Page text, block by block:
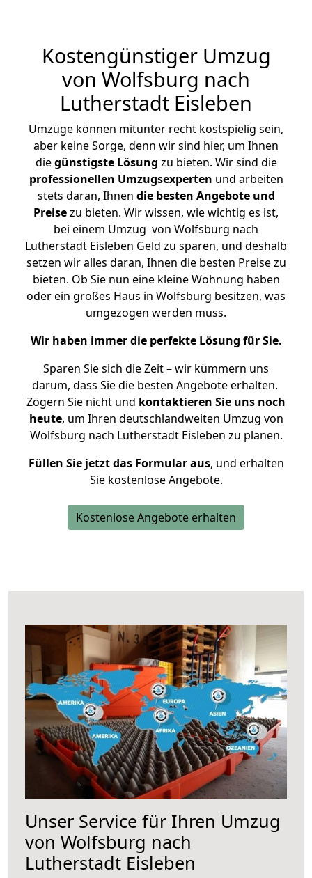
Kostengünstiger Umzug
von Wolfsburg nach
Lutherstadt Eisleben
Umzüge können mitunter recht kostspielig sein,
aber keine Sorge, denn wir sind hier, um Ihnen
diegünstigste Lösung zu bieten. Wir sind die
professionellen Umzugsexperten und arbeiten
stets daran, Ihnen die besten Angebote und
Preisezu bieten. Wir wissen, wie wichtig es ist,
bei einem Umzug von Wolfsburg nach
Lutherstadt Eisleben Geld zu sparen, und deshalb
setzen wir alles daran, Ihnen die besten Preise zu
bieten. Ob Sie nun eine kleine Wohnung haben
oder ein großes Haus in Wolfsburg besitzen, was
umgezogen werden muss.
Wir haben immer die perfekte Lösung für Sie.
Sparen Sie sich die Zeit – wir kümmern uns
darum, dass Sie die besten Angebote erhalten.
Zögern Sie nicht und kontaktieren Sie uns noch
heute, um Ihren deutschlandweiten Umzug von
Wolfsburg nach Lutherstadt Eisleben zu planen.
Füllen Sie jetzt das Formular aus, und erhalten
Sie kostenlose Angebote.
Kostenlose Angebote erhalten
Unser Service für Ihren Umzug
von Wolfsburg nach
Lutherstadt Eisleben